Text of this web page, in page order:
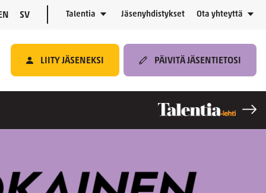
EN SV Talentia Jäsenyhdistykset Ota yhteyttä
LIITY JÄSENEKSI PÄIVITÄ JÄSENTIETOSI